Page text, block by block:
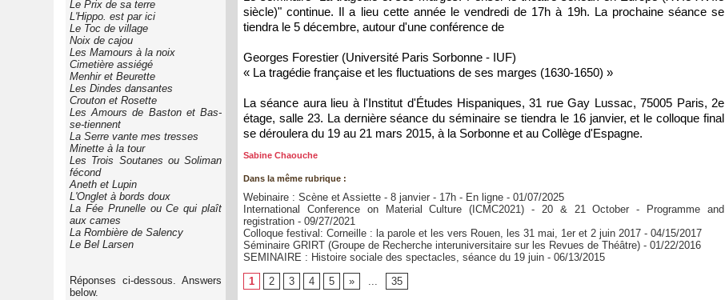
Le Prix de sa terre
L'Hippo. est par ici
Le Toc de village
Noix de cajou
Les Mamours à la noix
Cimetière assiégé
Menhir et Beurette
Les Dindes dansantes
Crouton et Rosette
Les Amours de Baston et Bas-
se-tiennent
La Serre vante mes tresses
Minette à la tour
Les Trois Soutanes ou Soliman
fécond
Aneth et Lupin
L'Onglet à bords doux
La Fée Prunelle ou Ce qui plaît
aux cames
La Rombière de Salency
Le Bel Larsen
Réponses ci-dessous. Answers
below.
siècle)" continue. Il a lieu cette année le vendredi de 17h à 19h. La prochaine séance se
tiendra le 5 décembre, autour d'une conférence de
Georges Forestier (Université Paris Sorbonne - IUF)
« La tragédie française et les fluctuations de ses marges (1630-1650) »
La séance aura lieu à l'Institut d'Études Hispaniques, 31 rue Gay Lussac, 75005 Paris, 2e
étage, salle 23. La dernière séance du séminaire se tiendra le 16 janvier, et le colloque final
se déroulera du 19 au 21 mars 2015, à la Sorbonne et au Collège d'Espagne.
Sabine Chaouche
Dans la même rubrique :
Webinaire : Scène et Assiette - 8 janvier - 17h - En ligne - 01/07/2025
International Conference on Material Culture (ICMC2021) - 20 & 21 October - Programme and
registration - 09/27/2021
Colloque festival: Corneille : la parole et les vers Rouen, les 31 mai, 1er et 2 juin 2017 - 04/15/2017
Séminaire GRIRT (Groupe de Recherche interuniversitaire sur les Revues de Théâtre) - 01/22/2016
SEMINAIRE : Histoire sociale des spectacles, séance du 19 juin - 06/13/2015
1
2 3 4 5 » ... 35